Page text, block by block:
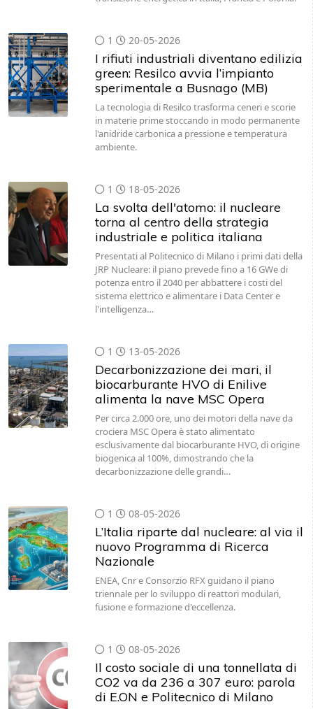
1 20-05-2026
I rifiuti industriali diventano edilizia
green: Resilco avvia l’impianto
sperimentale a Busnago (MB)
La tecnologia di Resilco trasforma ceneri e scorie
in materie prime stoccando in modo permanente
l'anidride carbonica a pressione e temperatura
ambiente.
1 18-05-2026
La svolta dell'atomo: il nucleare
torna al centro della strategia
industriale e politica italiana
Presentati al Politecnico di Milano i primi dati della
JRP Nucleare: il piano prevede fino a 16 GWe di
potenza entro il 2040 per abbattere i costi del
sistema elettrico e alimentare i Data Center e
l'intelligenza…
1 13-05-2026
Decarbonizzazione dei mari, il
biocarburante HVO di Enilive
alimenta la nave MSC Opera
Per circa 2.000 ore, uno dei motori della nave da
crociera MSC Opera è stato alimentato
esclusivamente dal biocarburante HVO, di origine
biogenica al 100%, dimostrando che la
decarbonizzazione delle grandi…
1 08-05-2026
L’Italia riparte dal nucleare: al via il
nuovo Programma di Ricerca
Nazionale
ENEA, Cnr e Consorzio RFX guidano il piano
triennale per lo sviluppo di reattori modulari,
fusione e formazione d'eccellenza.
1 08-05-2026
Il costo sociale di una tonnellata di
CO2 va da 236 a 307 euro: parola
di E.ON e Politecnico di Milano